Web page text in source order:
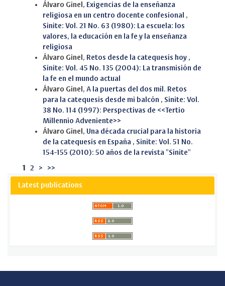
Álvaro Ginel, Exigencias de la enseñanza
religiosa en un centro docente confesional ,
Sinite: Vol. 21 No. 63 (1980): La escuela: los
valores, la educación en la fe y la enseñanza
religiosa
Álvaro Ginel, Retos desde la catequesis hoy ,
Sinite: Vol. 45 No. 135 (2004): La transmisión de
la fe en el mundo actual
Álvaro Ginel, A la puertas del dos mil. Retos
para la catequesis desde mi balcón , Sinite: Vol.
38 No. 114 (1997): Perspectivas de <<Tertio
Millennio Adveniente>>
Álvaro Ginel, Una década crucial para la historia
de la catequesis en España , Sinite: Vol. 51 No.
154-155 (2010): 50 años de la revista "Sinite"
1 2 > >>
Latest publications